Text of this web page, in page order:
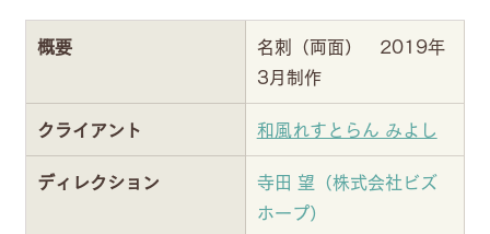
概要
名刺（両面）　2019年
3月制作
クライアント 和風れすとらん みよし
ディレクション
寺田 望（株式会社ビズ
ホープ）